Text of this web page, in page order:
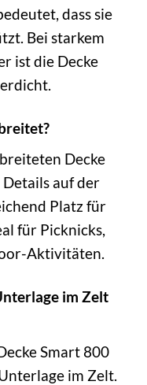
dass sie
Bei starkem
ist die Decke
Decke
auf der
Platz für
für Picknicks,
Aktivitäten.
im Zelt
Smart 800
im Zelt.